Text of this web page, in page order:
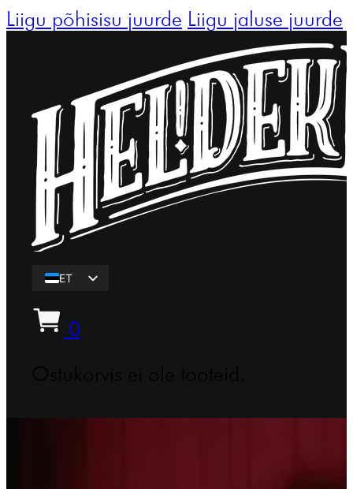
Liigu põhisisu juurde Liigu jaluse juurde
ET
0